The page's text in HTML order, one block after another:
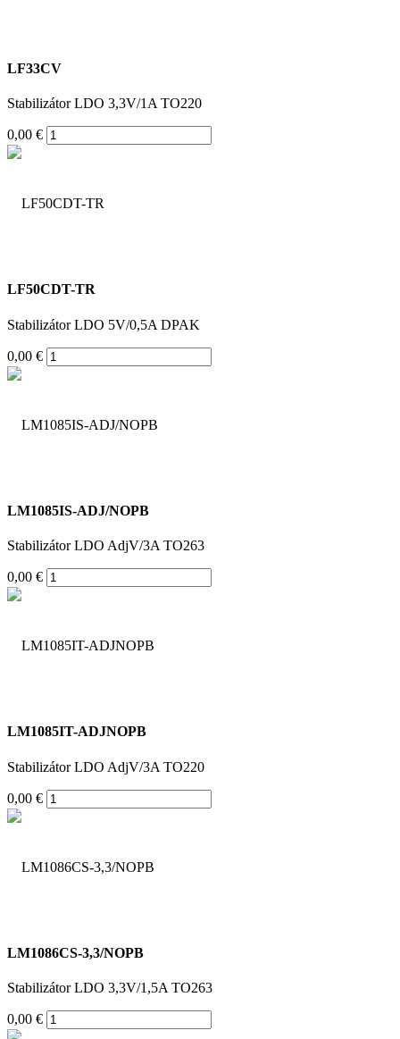
LF33CV
Stabilizátor LDO 3,3V/1A TO220
0,00 €
LF50CDT-TR
Stabilizátor LDO 5V/0,5A DPAK
0,00 €
LM1085IS-ADJ/NOPB
Stabilizátor LDO AdjV/3A TO263
0,00 €
LM1085IT-ADJNOPB
Stabilizátor LDO AdjV/3A TO220
0,00 €
LM1086CS-3,3/NOPB
Stabilizátor LDO 3,3V/1,5A TO263
0,00 €